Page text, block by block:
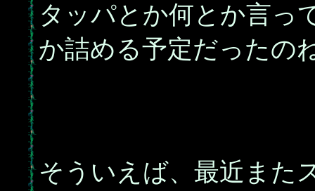
タッパとか何とか言っ
か詰める予定だったの
そういえば、最近また